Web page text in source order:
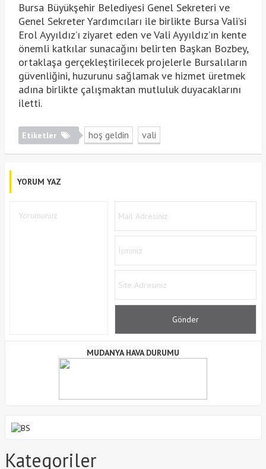
Bursa Büyükşehir Belediyesi Genel Sekreteri ve
Genel Sekreter Yardımcıları ile birlikte Bursa Vali’si
Erol Ayyıldız’ı ziyaret eden ve Vali Ayyıldız’ın kente
önemli katkılar sunacağını belirten Başkan Bozbey,
ortaklaşa gerçekleştirilecek projelerle Bursalıların
güvenliğini, huzurunu sağlamak ve hizmet üretmek
adına birlikte çalışmaktan mutluluk duyacaklarını
iletti.
Etiketler hoş geldin vali
YORUM YAZ
MUDANYA HAVA DURUMU
Kategoriler